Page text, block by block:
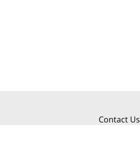
Contact Us